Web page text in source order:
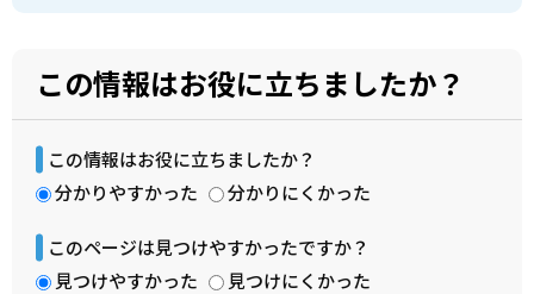
この情報はお役に立ちましたか？
この情報はお役に立ちましたか？
分かりやすかった
分かりにくかった
このページは見つけやすかったですか？
見つけやすかった
見つけにくかった